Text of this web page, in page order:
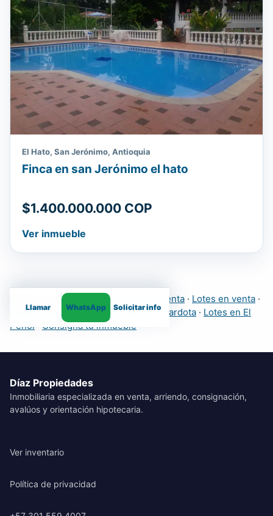
El Hato, San Jerónimo, Antioquia
Finca en san Jerónimo el hato
$1.400.000.000 COP
Ver inmueble
Llamar WhatsApp Solicitar info
Explora más inmuebles: Fincas en venta · Lotes en venta ·
Casas·Apartamentos· Fincas en Girardota · Lotes en El
Peñol
Consigna tu inmueble
Díaz Propiedades
Inmobiliaria especializada en venta, arriendo, consignación,
avalúos y orientación hipotecaria.
Ver inventario
Política de privacidad